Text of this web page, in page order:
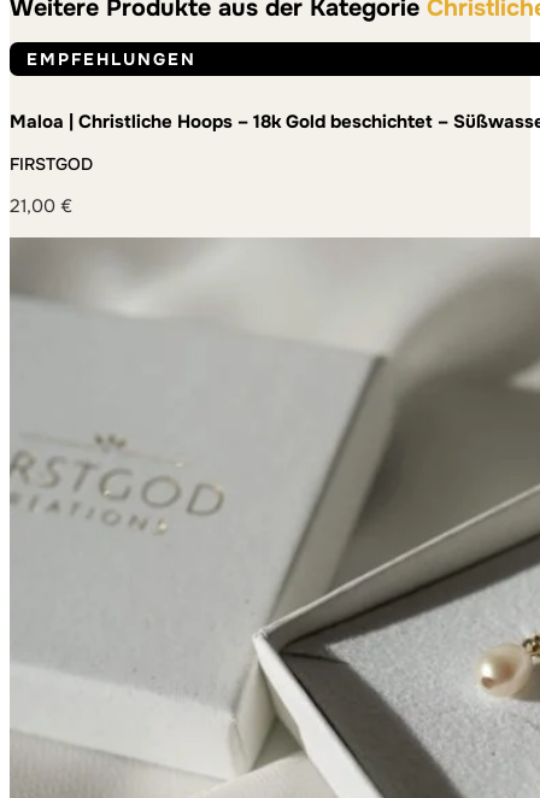
Weitere Produkte aus der Kategorie
EMPFEHLUNGEN
Maloa | Christliche Hoops – 18k Gold beschichtet –
FIRSTGOD
21,00 €